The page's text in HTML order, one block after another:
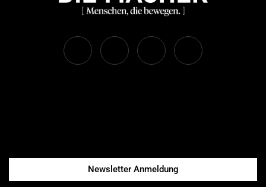
Newsletter Anmeldung